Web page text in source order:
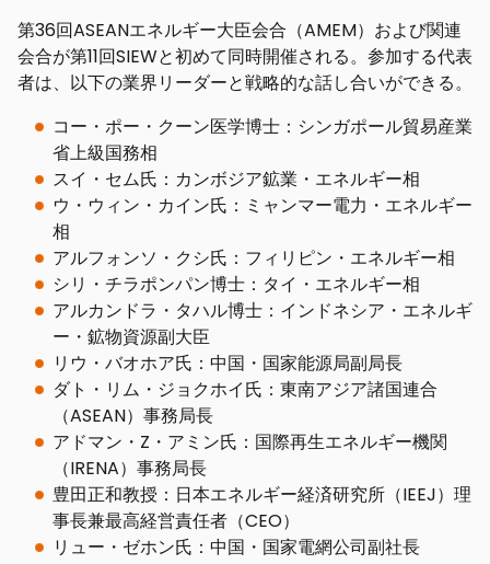
第36回ASEANエネルギー大臣会合（AMEM）および関連
会合が第11回SIEWと初めて同時開催される。参加する代表
者は、以下の業界リーダーと戦略的な話し合いができる。
コー・ポー・クーン医学博士：シンガポール貿易産業
省上級国務相
スイ・セム氏：カンボジア鉱業・エネルギー相
ウ・ウィン・カイン氏：ミャンマー電力・エネルギー
相
アルフォンソ・クシ氏：フィリピン・エネルギー相
シリ・チラポンパン博士：タイ・エネルギー相
アルカンドラ・タハル博士：インドネシア・エネルギ
ー・鉱物資源副大臣
リウ・バオホア氏：中国・国家能源局副局長
ダト・リム・ジョクホイ氏：東南アジア諸国連合
（ASEAN）事務局長
アドマン・Z・アミン氏：国際再生エネルギー機関
（IRENA）事務局長
豊田正和教授：日本エネルギー経済研究所（IEEJ）理
事長兼最高経営責任者（CEO）
リュー・ゼホン氏：中国・国家電網公司副社長